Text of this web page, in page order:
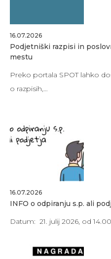
16.07.2026
Podjetniški razpisi in
mestu
Preko portala SPOT lahko
o razpisih,…
16.07.2026
INFO o odpiranju s.p. ali
Datum: 21. julij 2026, od